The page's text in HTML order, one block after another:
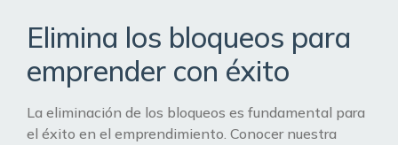
Elimina los bloqueos para
emprender con éxito
La eliminación de los bloqueos es fundamental para
el éxito en el emprendimiento. Conocer nuestra